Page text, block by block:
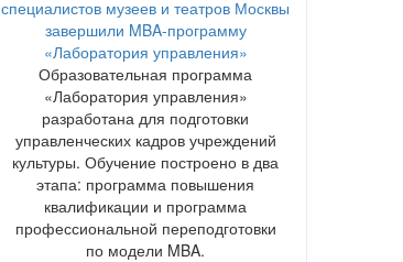
специалистов музеев и театров Москвы
завершили MBA-программу
«Лаборатория управления»
Образовательная программа
«Лаборатория управления»
разработана для подготовки
управленческих кадров учреждений
культуры. Обучение построено в два
этапа: программа повышения
квалификации и программа
профессиональной переподготовки
по модели MBA.